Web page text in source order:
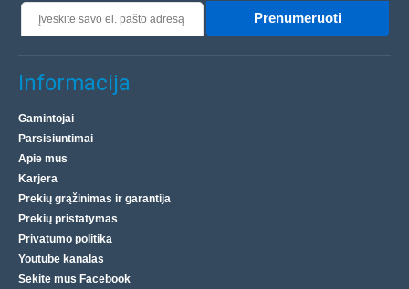
Prenumeruoti
Informacija
Gamintojai
Parsisiuntimai
Apie mus
Karjera
Prekių grąžinimas ir garantija
Prekių pristatymas
Privatumo politika
Youtube kanalas
Sekite mus Facebook